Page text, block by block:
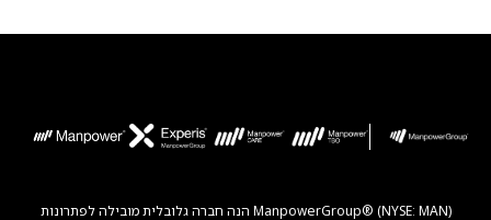
ManpowerGroup® (NYSE: MAN) הנה חברה גלובלית מובילה לפתרונות